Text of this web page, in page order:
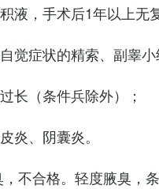
液，手术后1年以上无
觉症状的精索、副睾
长（条件兵除外）；
炎、阴囊炎。
不合格。轻度腋臭，条